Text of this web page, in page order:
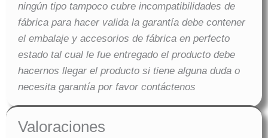
ningún tipo tampoco cubre incompatibilidades de
fábrica para hacer valida la garantía debe contener
el embalaje y accesorios de fábrica en perfecto
estado tal cual le fue entregado el producto debe
hacernos llegar el producto si tiene alguna duda o
necesita garantía por favor contáctenos
Valoraciones